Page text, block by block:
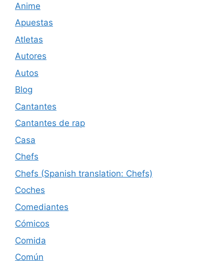
Anime
Apuestas
Atletas
Autores
Autos
Blog
Cantantes
Cantantes de rap
Casa
Chefs
Chefs (Spanish translation: Chefs)
Coches
Comediantes
Cómicos
Comida
Común